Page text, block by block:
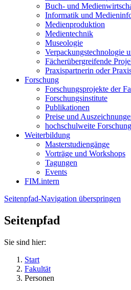
Buch- und
Informatik und
Medienproduktion
Medientechnik
Museologie
Verpackungstechnologie
Fächerübergreifende
Praxispartnerin oder
Forschung
Forschungsprojekte der
Forschungsinstitute
Publikationen
Preise und
hochschulweite
Weiterbildung
Masterstudiengänge
Vorträge und Workshops
Tagungen
Events
FIM.intern
Seitenpfad-Navigation überspringen
Seitenpfad
Sie sind hier:
Start
Fakultät
Personen